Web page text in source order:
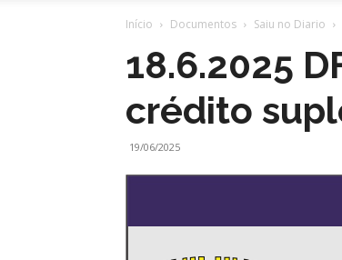
Início Documentos Saiu no Diario
18.6.2025
crédito
19/06/2025